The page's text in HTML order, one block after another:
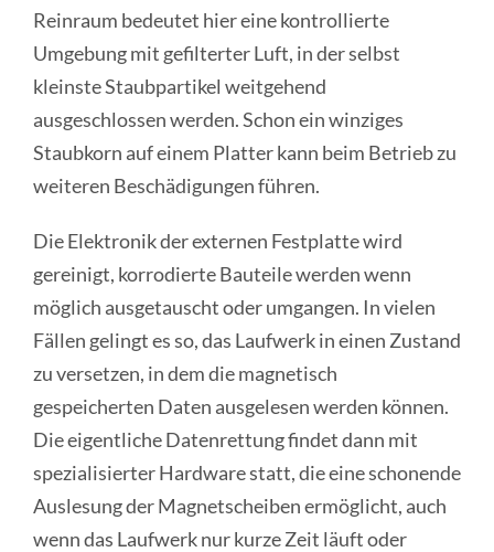
Reinraum bedeutet hier eine kontrollierte
Umgebung mit gefilterter Luft, in der selbst
kleinste Staubpartikel weitgehend
ausgeschlossen werden. Schon ein winziges
Staubkorn auf einem Platter kann beim Betrieb zu
weiteren Beschädigungen führen.
Die Elektronik der externen Festplatte wird
gereinigt, korrodierte Bauteile werden wenn
möglich ausgetauscht oder umgangen. In vielen
Fällen gelingt es so, das Laufwerk in einen Zustand
zu versetzen, in dem die magnetisch
gespeicherten Daten ausgelesen werden können.
Die eigentliche Datenrettung findet dann mit
spezialisierter Hardware statt, die eine schonende
Auslesung der Magnetscheiben ermöglicht, auch
wenn das Laufwerk nur kurze Zeit läuft oder